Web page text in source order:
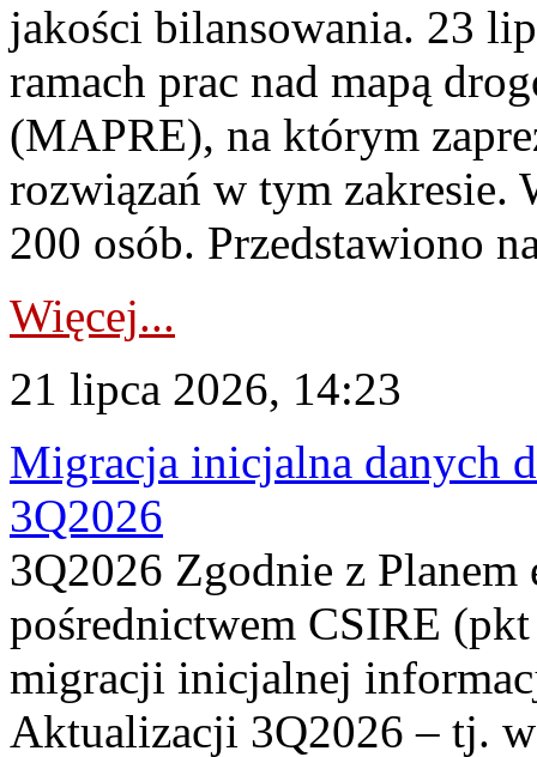
jakości bilansowania. 23
ramach prac nad mapą
(MAPRE), na którym
rozwiązań w tym zakresie.
200 osób. Przedstawiono
Więcej...
21 lipca 2026, 14:23
Migracja inicjalna danych
3Q2026
3Q2026 Zgodnie z
pośrednictwem CSIRE
migracji inicjalnej
Aktualizacji 3Q2026 – tj.